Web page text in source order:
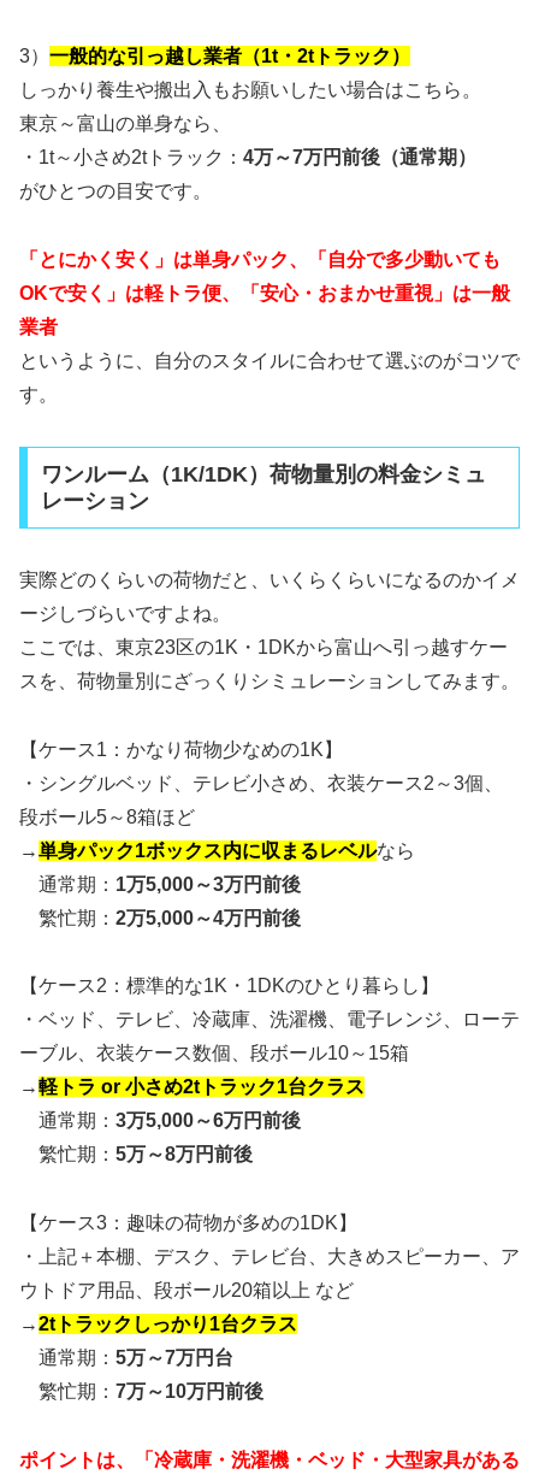
3） 一般的な引っ越し業者（1t・2tトラック）
しっかり養生や搬出入もお願いしたい場合はこちら。
東京～富山の単身なら、
・1t～小さめ2tトラック： 4万～7万円前後（通常期）
がひとつの目安です。
「とにかく安く」は単身パック、「自分で多少動いても
OKで安く」は軽トラ便、「安心・おまかせ重視」は一般
業者
というように、自分のスタイルに合わせて選ぶのがコツで
す。
ワンルーム（1K/1DK）荷物量別の料金シミュ
レーション
実際どのくらいの荷物だと、いくらくらいになるのかイメ
ージしづらいですよね。
ここでは、東京23区の1K・1DKから富山へ引っ越すケー
スを、荷物量別にざっくりシミュレーションしてみます。
【ケース1：かなり荷物少なめの1K】
・シングルベッド、テレビ小さめ、衣装ケース2～3個、
段ボール5～8箱ほど
→単身パック1ボックス内に収まるレベルなら
通常期： 1万5,000～3万円前後
繁忙期： 2万5,000～4万円前後
【ケース2：標準的な1K・1DKのひとり暮らし】
・ベッド、テレビ、冷蔵庫、洗濯機、電子レンジ、ローテ
ーブル、衣装ケース数個、段ボール10～15箱
→軽トラ or 小さめ2tトラック1台クラス
通常期： 3万5,000～6万円前後
繁忙期： 5万～8万円前後
【ケース3：趣味の荷物が多めの1DK】
・上記＋本棚、デスク、テレビ台、大きめスピーカー、ア
ウトドア用品、段ボール20箱以上 など
→2tトラックしっかり1台クラス
通常期： 5万～7万円台
繁忙期： 7万～10万円前後
ポイントは、「冷蔵庫・洗濯機・ベッド・大型家具がある